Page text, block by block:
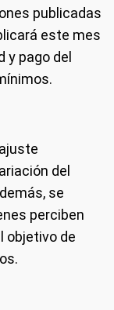
publicadas
este mes
y pago del
del
se
perciben
objetivo de